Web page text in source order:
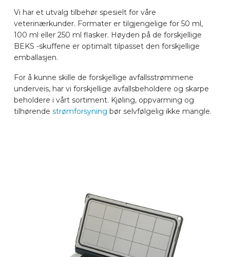
Vi har et utvalg tilbehør spesielt for våre
veterinærkunder. Formater er tilgjengelige for 50 ml,
100 ml eller 250 ml flasker. Høyden på de forskjellige
BEKS -skuffene er optimalt tilpasset den forskjellige
emballasjen.
For å kunne skille de forskjellige avfallsstrømmene
underveis, har vi forskjellige avfallsbeholdere og skarpe
beholdere i vårt sortiment. Kjøling, oppvarming og
tilhørende strømforsyning bør selvfølgelig ikke mangle.